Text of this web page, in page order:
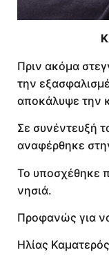
Πριν ακόμα
την
αποκάλυψε την
Σε συνέντευξή
αναφέρθηκε
Το υποσχέθηκε
νησιά.
Προφανώς για
Ηλίας Καματερός